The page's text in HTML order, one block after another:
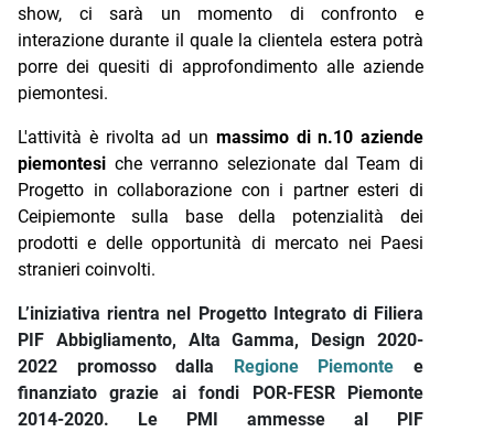
show, ci sarà un momento di confronto e
interazione durante il quale la clientela estera potrà
porre dei quesiti di approfondimento alle aziende
piemontesi.
L'attività è rivolta ad un massimo di n.10 aziende
piemontesi che verranno selezionate dal Team di
Progetto in collaborazione con i partner esteri di
Ceipiemonte sulla base della potenzialità dei
prodotti e delle opportunità di mercato nei Paesi
stranieri coinvolti.
L’iniziativa rientra nel Progetto Integrato di Filiera
PIF Abbigliamento, Alta Gamma, Design 2020-
2022 promosso dalla
Regione Piemonte e
finanziato grazie ai fondi POR-FESR Piemonte
2014-2020. Le PMI ammesse al PIF